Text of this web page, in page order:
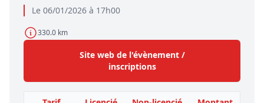
Le 06/01/2026 à 17h00
330.0 km
Site web de l'évènement /
inscriptions